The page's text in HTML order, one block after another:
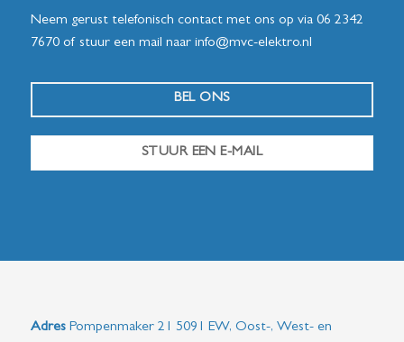
Neem gerust telefonisch contact met ons op via 06 2342
7670of stuur een mail naar info@mvc-elektro.nl
BEL ONS
STUUR EEN E-MAIL
AdresPompenmaker 21 5091 EW, Oost-, West- en